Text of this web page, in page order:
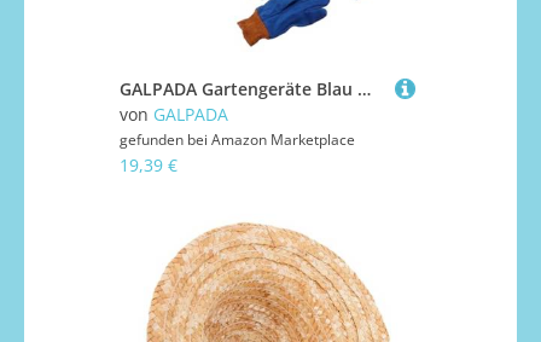
GALPADA Gartengeräte Blau Multifunktionale Sandspielzeuge Leicht Robust Geeignet für Gartenarbeit Blumenpflanzen Bodenlockern für Kleine Jungen Mädchen
von GALPADA
gefunden bei Amazon Marketplace
19,39 €